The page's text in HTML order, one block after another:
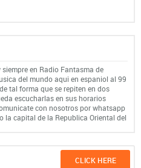
en Radio Fantasma de
del mundo aqui en espaniol al 99
tal forma que se repiten en dos
escucharlas en sus horarios
con nosotros por whatsapp
la capital de la Republica Oriental del
CLICK HERE